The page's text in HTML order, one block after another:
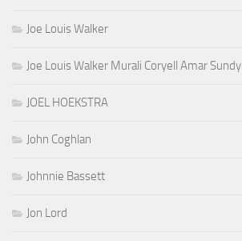
Joe Louis Walker
Joe Louis Walker Murali Coryell Amar Sundy
JOEL HOEKSTRA
John Coghlan
Johnnie Bassett
Jon Lord